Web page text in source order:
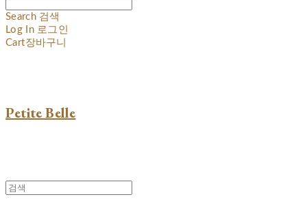
Search 검색
Log In 로그인
Cart장바구니
Petite Belle